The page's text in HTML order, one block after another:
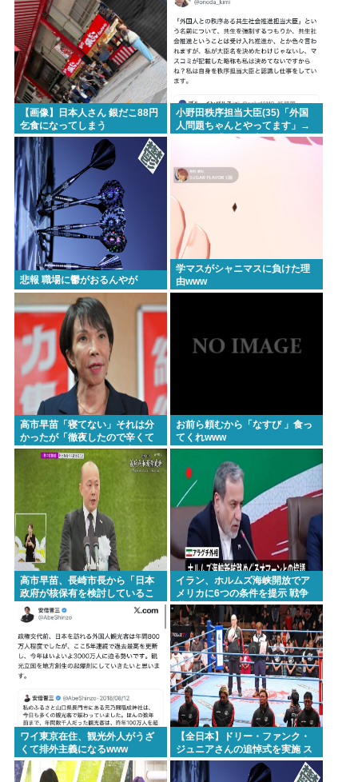
【画像】日本人さん 銀だこ88円
乞食になってしまう
小野田秩序担当大臣(35)「外国
人問題ちゃんとやってます」→
ネトウヨ「お前仕事してないだ
悲報 職場に鬱がおるんやが
学マスがシャニマスに負けた理
由www
高市早苗「寝てない」それは分
かったが「徹夜したので辛くて
宿題やってません」って言う奴
高市早苗以外に見たことないの
お前ら頼むから「なすび 」食っ
てくれwww
高市早苗、長崎市長から「日本
政府が核保有を検討しているこ
と」を公然と批判され思いっき
り睨みつける
イラン、ホルムズ海峡開放でア
メリカに6つの条件を提示 戦争
継続へ
ワイ東京在住、観光外人がうざ
くて排外主義になるwww
【全日本】ドリー・ファンク・
ジュニアさんの追悼式を実施 ス
ピニング・トー・ホールドも流
れる